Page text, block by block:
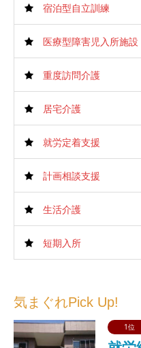
宿泊型自立訓練
医療型障害児入所施設
重度訪問介護
居宅介護
就労定着支援
計画相談支援
生活介護
短期入所
気まぐれPick Up!
1位